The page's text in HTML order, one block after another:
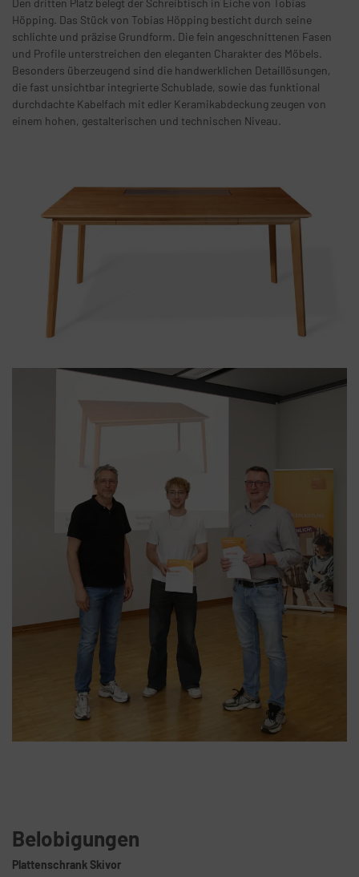
Höpping. Das Stück von Tobias Höpping besticht durch seine
schlichte und präzise Grundform. Die fein angeschnittenen Fasen
und Profile unterstreichen den eleganten Charakter des Möbels.
Besonders überzeugend sind die handwerklichen Detaillösungen,
die fast unsichtbar integrierte Schublade, sowie das funktional
durchdachte Kabelfach mit edler Keramikabdeckung zeugen von
einem hohen, gestalterischen und technischen Niveau.
Belobigungen
Plattenschrank Skivor